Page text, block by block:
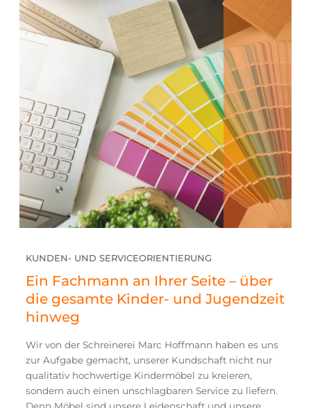
KUNDEN- UND SERVICEORIENTIERUNG
Ein Fachmann an Ihrer Seite – über
die gesamte Kinder- und Jugendzeit
hinweg
Wir von der Schreinerei Marc Hoffmann haben es uns
zur Aufgabe gemacht, unserer Kundschaft nicht nur
qualitativ hochwertige Kindermöbel zu kreieren,
sondern auch einen unschlagbaren Service zu liefern.